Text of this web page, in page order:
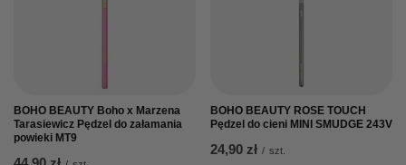
BOHO BEAUTY Boho x Marzena
Tarasiewicz Pędzel do załamania
powieki MT9
BOHO BEAUTY ROSE TOUCH
Pędzel do cieni MINI SMUDGE 243V
24,90 zł / szt.